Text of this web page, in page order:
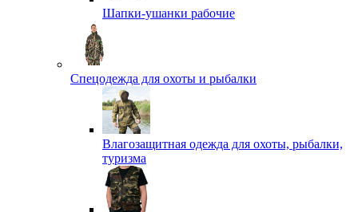
Шапки-ушанки рабочие
Спецодежда для охоты и рыбалки
Влагозащитная одежда для охоты, рыбалки,
туризма